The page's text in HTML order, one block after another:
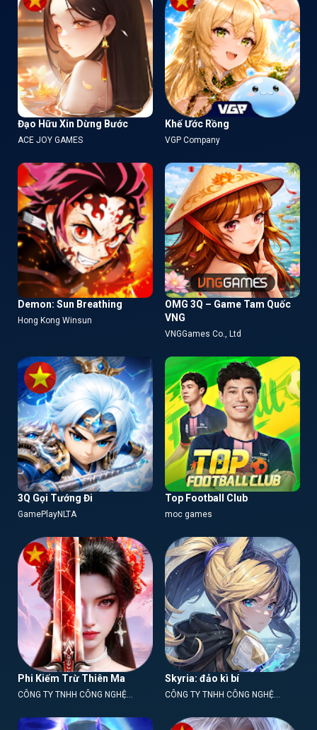
Đạo Hữu Xin Dừng Bước
ACE JOY GAMES
Khế Ước Rồng
VGP Company
Demon: Sun Breathing
Hong Kong Winsun
OMG 3Q – Game Tam Quốc
VNG
VNGGames Co., Ltd
3Q Gọi Tướng Đi
GamePlayNLTA
Top Football Club
moc games
Phi Kiếm Trừ Thiên Ma
CÔNG TY TNHH CÔNG NGHỆ
Skyria: đảo kì bí
CÔNG TY TNHH CÔNG NGHỆ